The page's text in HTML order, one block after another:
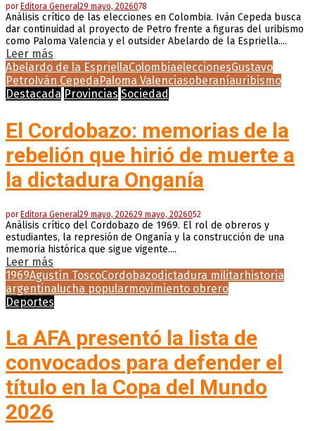
porEditora General29 mayo, 2026078
Análisis crítico de las elecciones en Colombia. Iván Cepeda busca
dar continuidad al proyecto de Petro frente a figuras del uribismo
como Paloma Valencia y el outsider Abelardo de la Espriella....
Leer más
Abelardo de la EspriellaColombiaeleccionesGustavo
PetroIván CepedaPaloma Valenciasoberaníauribismo
Destacada Provincias Sociedad
El Cordobazo: memorias de la
rebelión que hirió de muerte a
la dictadura Onganía
porEditora General29 mayo, 202629 mayo, 2026052
Análisis crítico del Cordobazo de 1969. El rol de obreros y
estudiantes, la represión de Onganía y la construcción de una
memoria histórica que sigue vigente....
Leer más
1969Agustín ToscoCordobazodictadura militarhistoria
argentinalucha popularmovimiento obrero
Deportes
La AFA presentó la lista de
convocados para defender el
título en la Copa del Mundo
2026